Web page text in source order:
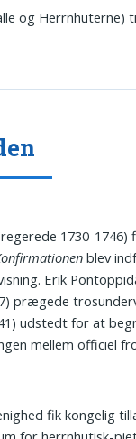
og Herrnhuterne)
1730-1746)
blev
Erik
prægede
udstedt for at
mellem officiel
fik kongelig